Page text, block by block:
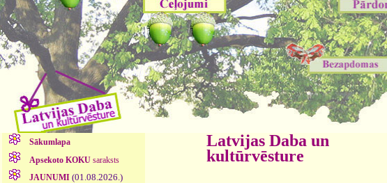
Sākumlapa
Apsekoto KOKUsaraksts
JAUNUMI (01.08.2026.)
Latvijas Daba un
kultūrvēsture